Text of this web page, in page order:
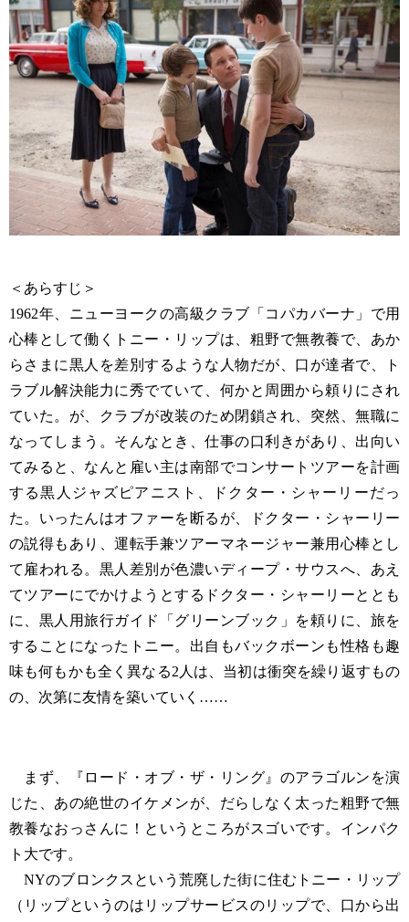
＜あらすじ＞
1962年、ニューヨークの高級クラブ「コパカバーナ」で用
心棒として働くトニー・リップは、粗野で無教養で、あか
らさまに黒人を差別するような人物だが、口が達者で、ト
ラブル解決能力に秀でていて、何かと周囲から頼りにされ
ていた。が、クラブが改装のため閉鎖され、突然、無職に
なってしまう。そんなとき、仕事の口利きがあり、出向い
てみると、なんと雇い主は南部でコンサートツアーを計画
する黒人ジャズピアニスト、ドクター・シャーリーだっ
た。いったんはオファーを断るが、ドクター・シャーリー
の説得もあり、運転手兼ツアーマネージャー兼用心棒とし
て雇われる。黒人差別が色濃いディープ・サウスへ、あえ
てツアーにでかけようとするドクター・シャーリーととも
に、黒人用旅行ガイド「グリーンブック」を頼りに、旅を
することになったトニー。出自もバックボーンも性格も趣
味も何もかも全く異なる2人は、当初は衝突を繰り返すもの
の、次第に友情を築いていく……
まず、『ロード・オブ・ザ・リング』のアラゴルンを演
じた、あの絶世のイケメンが、だらしなく太った粗野で無
教養なおっさんに！というところがスゴいです。インパク
ト大です。
NYのブロンクスという荒廃した街に住むトニー・リップ
（リップというのはリップサービスのリップで、口から出